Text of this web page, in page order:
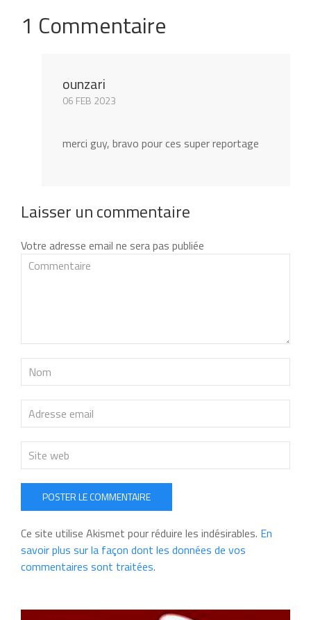
1 Commentaire
ounzari
06 FEB 2023
merci guy, bravo pour ces super reportage
Laisser un commentaire
Votre adresse email ne sera pas publiée
POSTER LE COMMENTAIRE
Ce site utilise Akismet pour réduire les indésirables. En
savoir plus sur la façon dont les données de vos
commentaires sont traitées.